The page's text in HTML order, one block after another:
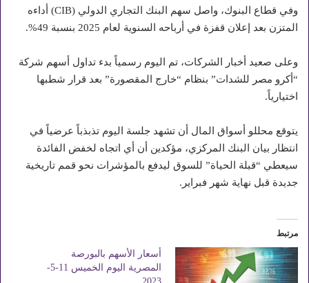
وفي قطاع البنوك، واصل سهم البنك التجاري الدولي (CIB) أداءه
المتزن بعد إعلان قفزة في أرباحه السنوية لعام 2025 بنسبة 49%.
وعلى صعيد أخبار الشركات، تم اليوم رسمياً بدء تداول أسهم شركة
“أكرو مصر للشدات” بنظام “خارج المقصورة” بعد قرار شطبها
اختيارياً.
يتوقع محللو أسواق المال أن تشهد جلسة اليوم تذبذباً عرضياً في
انتظار بيان البنك المركزي، مؤكدين أن أي اتجاه لخفض الفائدة
سيعطي “قبلة الحياة” للسوق ليدفع بالمؤشرات نحو قمم تاريخية
جديدة قبل نهاية شهر فبراير.
مرتبط
أسعار الأسهم بالبورصة
المصرية اليوم الخميس 11-5-